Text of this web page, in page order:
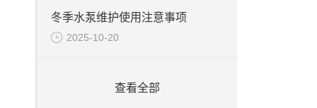
冬季水泵维护使用注意事项
2025-10-20
查看全部